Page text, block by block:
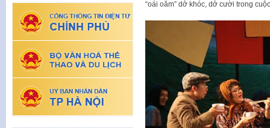
“oái oăm” dở khóc, dở cười trong